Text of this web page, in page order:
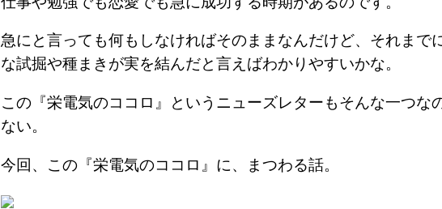
急にと言っても何もしなければそのままなんだけど、それまで
な試掘や種まきが実を結んだと言えばわかりやすいかな。
この『栄電気のココロ』というニューズレターもそんな一つな
ない。
今回、この『栄電気のココロ』に、まつわる話。